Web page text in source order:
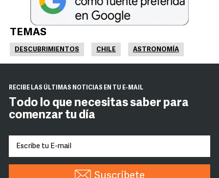
TEMAS
DESCUBRIMIENTOS CHILE ASTRONOMÍA
RECIBE LAS ÚLTIMAS NOTICIAS EN TU E-MAIL
Todo lo que necesitas saber para
comenzar tu día
Suscríbete